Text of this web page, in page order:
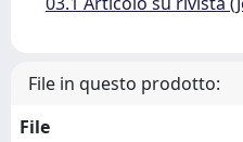
File in questo prodotto:
File